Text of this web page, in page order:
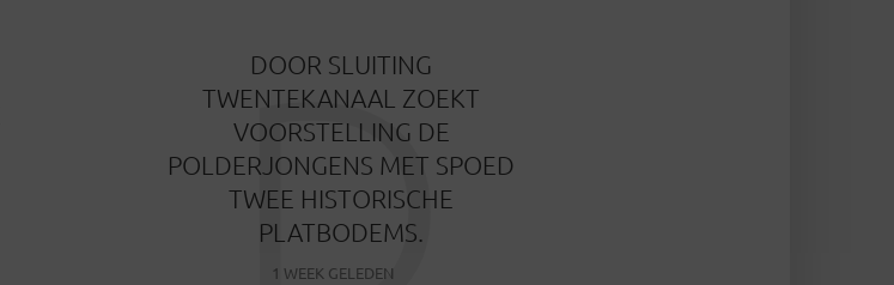
DOOR SLUITING
TWENTEKANAAL ZOEKT
VOORSTELLING DE
POLDERJONGENS MET SPOED
TWEE HISTORISCHE
PLATBODEMS.
1 WEEK GELEDEN
D